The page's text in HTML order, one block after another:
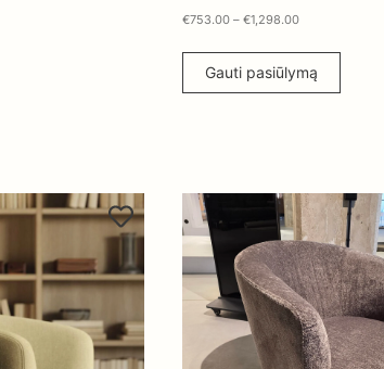
€753.00 – €1,298.00
Gauti pasiūlymą